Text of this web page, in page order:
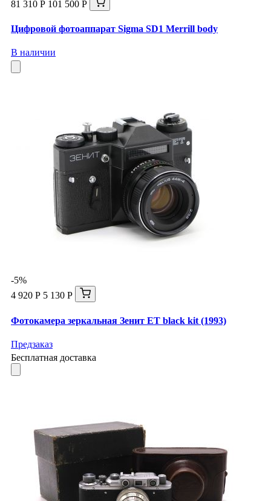
81 310 Р 101 500 Р
Цифровой фотоаппарат Sigma SD1 Merrill body
В наличии
-5%
4 920 Р 5 130 Р
Фотокамера зеркальная Зенит ЕТ black kit (1993)
Предзаказ
Бесплатная доставка